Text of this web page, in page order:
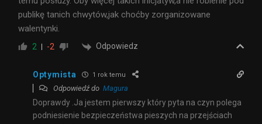
publikę tanich chwytów,jak choćby zorganizowane
walentynki.
2 -2 Odpowiedz
Optymista 1 rok temu
Odpowiedź do Magura
Doprawdy .Ja jestem pierwszy który pyta na czyn polega
podniesienie bezpieczeństwa pieszych na przejściach